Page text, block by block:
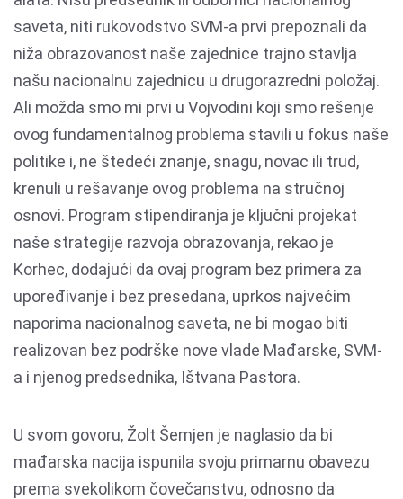
saveta, niti rukovodstvo SVM-a prvi prepoznali da
niža obrazovanost naše zajednice trajno stavlja
našu nacionalnu zajednicu u drugorazredni položaj.
Ali možda smo mi prvi u Vojvodini koji smo rešenje
ovog fundamentalnog problema stavili u fokus naše
politike i, ne štedeći znanje, snagu, novac ili trud,
krenuli u rešavanje ovog problema na stručnoj
osnovi. Program stipendiranja je ključni projekat
naše strategije razvoja obrazovanja, rekao je
Korhec, dodajući da ovaj program bez primera za
upoređivanje i bez presedana, uprkos najvećim
naporima nacionalnog saveta, ne bi mogao biti
realizovan bez podrške nove vlade Mađarske, SVM-
a i njenog predsednika, Ištvana Pastora.
U svom govoru, Žolt Šemjen je naglasio da bi
mađarska nacija ispunila svoju primarnu obavezu
prema svekolikom čovečanstvu, odnosno da